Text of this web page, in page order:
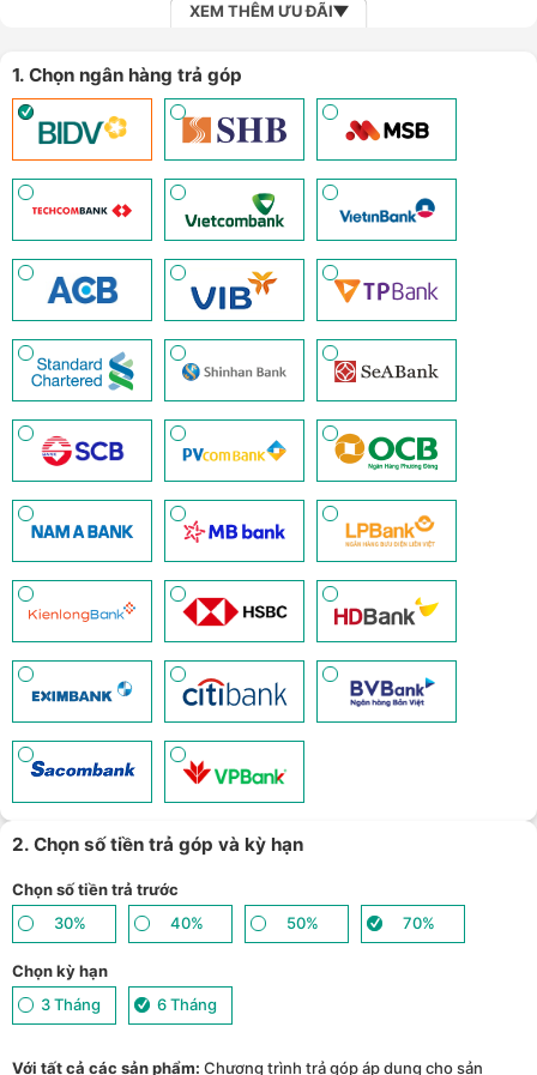
XEM THÊM ƯU ĐÃI
1. Chọn ngân hàng trả góp
2. Chọn số tiền trả góp và kỳ hạn
Chọn số tiền trả trước
30%
40% 50% 70%
Chọn kỳ hạn
3 Tháng
6 Tháng
Với tất cả các sản phẩm: Chương trình trả góp áp dụng cho sản